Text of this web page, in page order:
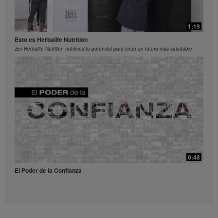
International of America, Inc. está estrictamente
prohibido. Herbalife puede solicitarle que deje de usar
los Videos en cualquier momento.
Siente más energía y controla tu apetito
Siente más energía y controla tu apetito
39:14
¿Qué son y para qué sirven los antioxidantes?
¿Qué son y para qué sirven los antioxidantes?
Receta Té Lift - Video para redes sociales
Prueba esta refrescante receta con Liftoff.
1:19
Esto es Herbalife Nutrition
¡En Herbalife Nutrition nutrimos tu potencial para crear un futuro más saludable!
0:48
El Poder de la Confianza